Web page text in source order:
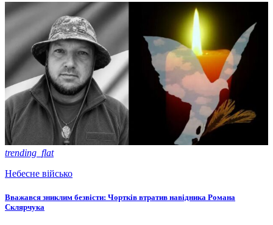
trending_flat
Небесне військо
Вважався зниклим безвісти: Чортків втратив навідника Романа
Склярчука